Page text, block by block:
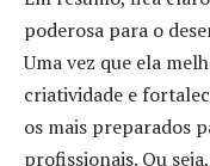
poderosa para o
Uma vez que ela
criatividade e
os mais preparados
profissionais. Ou